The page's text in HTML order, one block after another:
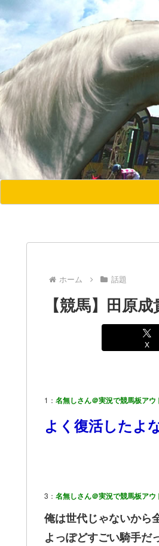
ホーム 話題
【競馬】田原
X
1： 名無しさん＠実況で競馬板アウ
よく復活したよ
3： 名無しさん＠実況で競馬板アウ
俺は世代じゃないから
よっぽどすごい騎手だ